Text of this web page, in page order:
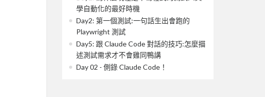
學自動化的最好時機
Day2: 第一個測試:一句話生出會跑的
Playwright 測試
Day5: 跟 Claude Code 對話的技巧:怎麼描
述測試需求才不會雞同鴨講
Day 02 - 側錄 Claude Code！